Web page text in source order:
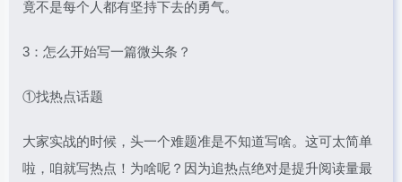
竟不是每个人都有坚持下去的勇气。
3：怎么开始写一篇微头条？
①找热点话题
大家实战的时候，头一个难题准是不知道写啥。这可太简单
啦，咱就写热点！为啥呢？因为追热点绝对是提升阅读量最